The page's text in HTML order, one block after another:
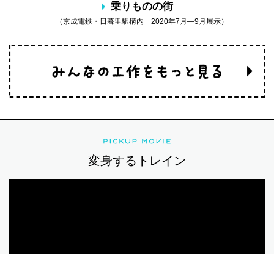
乗りものの街
（京成電鉄・日暮里駅構内 2020年7月―9月展示）
変身するトレイン